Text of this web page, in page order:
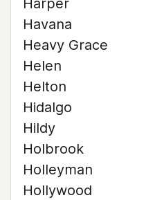
Harper
Havana
Heavy Grace
Helen
Helton
Hidalgo
Hildy
Holbrook
Holleyman
Hollywood